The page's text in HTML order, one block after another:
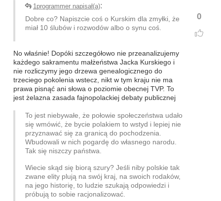
0
1programmer napisał(a):
Dobre co? Napiszcie coś o Kurskim dla zmyłki, że
miał 10 ślubów i rozwodów albo o synu coś.
No właśnie! Dopóki szczegółowo nie przeanalizujemy
każdego sakramentu małżeństwa Jacka Kurskiego i
nie rozliczymy jego drzewa genealogicznego do
trzeciego pokolenia wstecz, nikt w tym kraju nie ma
prawa pisnąć ani słowa o poziomie obecnej TVP. To
jest żelazna zasada fajnopolackiej debaty publicznej
To jest niebywałe, że połowie społeczeństwa udało
się wmówić, że bycie polakiem to wstyd i lepiej nie
przyznawać się za granicą do pochodzenia.
Wbudowali w nich pogardę do własnego narodu.
Tak się niszczy państwa.
Wiecie skąd się biorą szury? Jeśli niby polskie tak
zwane elity plują na swój kraj, na swoich rodaków,
na jego historię, to ludzie szukają odpowiedzi i
próbują to sobie racjonalizować.